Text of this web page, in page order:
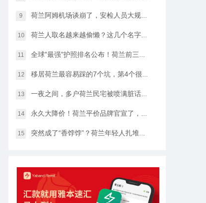
9 荷兰阿姆机场谈崩了，安检人员大规模停工越来越近…
10 荷兰人取名越来越偷懒？这几个名字几乎满大街都是
11 全球"最强"护照排名公布！荷兰前三，中国护照进步很大
12 移居荷兰最容易踩的7个坑，第4个很多人都会中招…
13 一夜之间，多户荷兰民宅被喷满脏话，只因支持难民…
14 永久大降价！荷兰平价品牌官宣了，将硬扛Temu和SHEIN
15 突然成了“香饽饽”？荷兰年轻人扎堆当老师，发生了什么？